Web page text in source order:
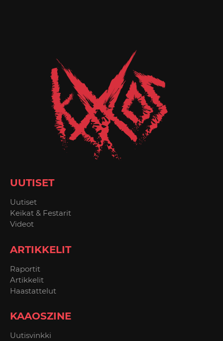
UUTISET
Uutiset
Keikat & Festarit
Videot
ARTIKKELIT
Raportit
Artikkelit
Haastattelut
KAAOSZINE
Uutisvinkki